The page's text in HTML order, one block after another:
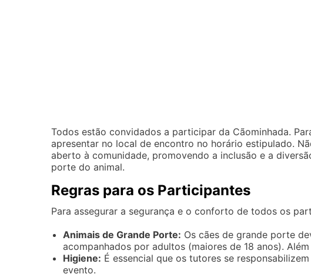
Todos estão convidados a participar da Cãominhada.
apresentar no local de encontro no horário estipulado.
aberto à comunidade, promovendo a inclusão e a
porte do animal.
Regras para os Participantes
Para assegurar a segurança e o conforto de todos os
Animais de Grande Porte: Os cães de grande porte
acompanhados por adultos (maiores de 18 anos).
Higiene: É essencial que os tutores se
evento.